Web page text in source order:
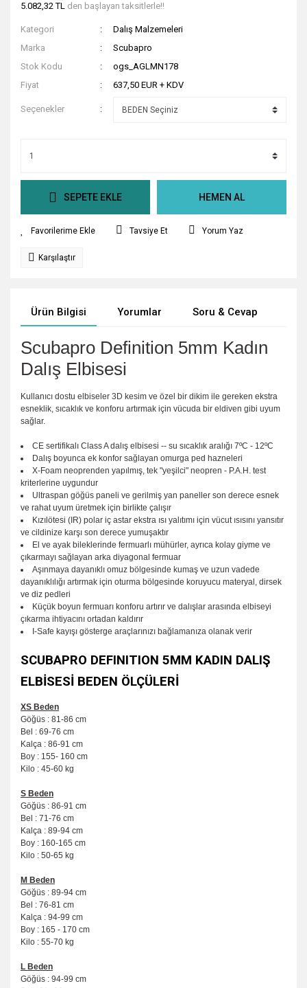
5.082,32 TL den başlayan taksitlerle!!
Kategori
Dalış Malzemeleri
Marka
Scubapro
Stok Kodu
ogs_AGLMN178
Fiyat
637,50 EUR + KDV
Seçenekler
SEPETE EKLE HEMEN AL
Tavsiye Et Yorum Yaz
Karşılaştır
Ürün Bilgisi Yorumlar Soru & Cevap
Scubapro Definition 5mm Kadın
Dalış Elbisesi
Kullanıcı dostu elbiseler 3D kesim ve özel bir dikim ile gereken ekstra
esneklik, sıcaklık ve konforu artırmak için vücuda bir eldiven gibi uyum
sağlar.
CE sertifikalı Class A dalış elbisesi -- su sıcaklık aralığı 7ºC - 12ºC
Dalış boyunca ek konfor sağlayan omurga ped hazneleri
X-Foam neoprenden yapılmış, tek "yeşilci" neopren - P.A.H. test
kriterlerine uygundur
Ultraspan göğüs paneli ve gerilmiş yan paneller son derece esnek
ve rahat uyum üretmek için birlikte çalışır
Kızılötesi (IR) polar iç astar ekstra ısı yalıtımı için vücut ısısını yansıtır
ve cildinize karşı son derece yumuşaktır
El ve ayak bileklerinde fermuarlı mühürler, ayrıca kolay giyme ve
çıkarmayı sağlayan arka diyagonal fermuar
Aşınmaya dayanıklı omuz bölgesinde kumaş ve uzun vadede
dayanıklılığı artırmak için oturma bölgesinde koruyucu materyal, dirsek
ve diz pedleri
Küçük boyun fermuarı konforu artırır ve dalışlar arasında elbiseyi
çıkarma ihtiyacını ortadan kaldırır
I-Safe kayışı gösterge araçlarınızı bağlamanıza olanak verir
SCUBAPRO DEFINITION 5MM KADIN DALIŞ
ELBİSESİ BEDEN ÖLÇÜLERİ
XS Beden
Göğüs : 81-86 cm
Bel : 69-76 cm
Kalça : 86-91 cm
Boy : 155- 160 cm
Kilo : 45-60 kg
S Beden
Göğüs : 86-91 cm
Bel : 71-76 cm
Kalça : 89-94 cm
Boy : 160-165 cm
Kilo : 50-65 kg
M Beden
Göğüs : 89-94 cm
Bel : 76-81 cm
Kalça : 94-99 cm
Boy : 165 - 170 cm
Kilo : 55-70 kg
L Beden
Göğüs : 94-99 cm